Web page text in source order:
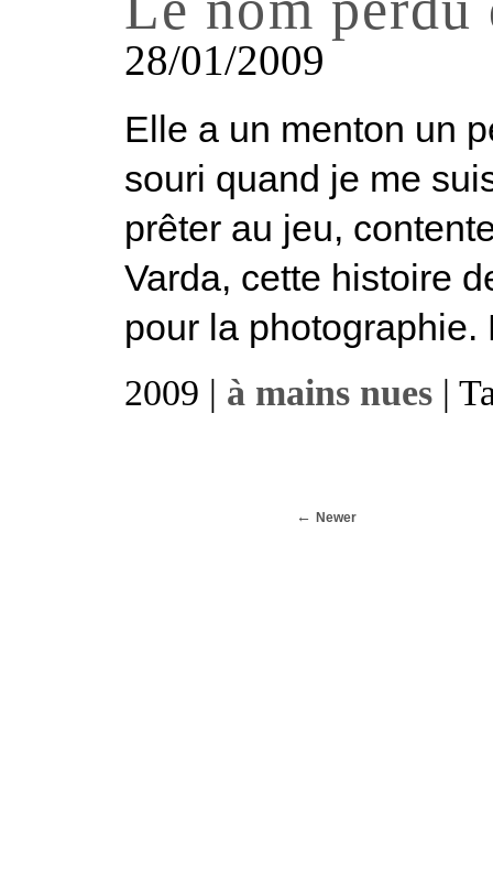
28/01/2009
Elle a un menton un
souri quand je me
prêter au jeu,
Varda, cette histoire
pour la photographie.
2009 | à mains nues |
Newer